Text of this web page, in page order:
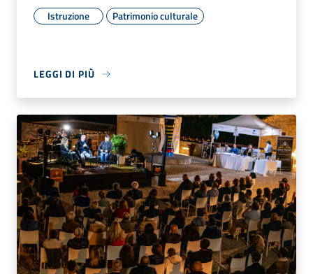
Istruzione Patrimonio culturale
LEGGI DI PIÙ